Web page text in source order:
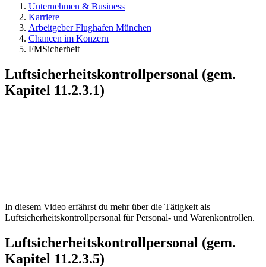
Unternehmen & Business
Karriere
Arbeitgeber Flughafen München
Chancen im Konzern
FMSicherheit
Luftsicherheitskontrollpersonal (gem.
Kapitel 11.2.3.1)
In diesem Video erfährst du mehr über die Tätigkeit als
Luftsicherheitskontrollpersonal für Personal- und Warenkontrollen.
Luftsicherheitskontrollpersonal (gem.
Kapitel 11.2.3.5)